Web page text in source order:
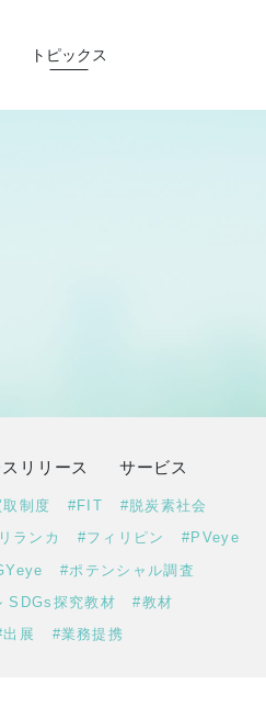
トピックス
リリース サービス
制度 #FIT
#脱炭素社会
ランカ #フィリピン
#PVeye
#ポテンシャル調査
SDGs探究教材
#教材
出展 #業務提携